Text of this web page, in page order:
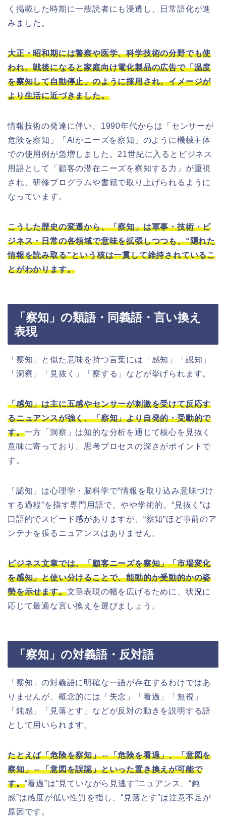
く掲載した時期に一般読者にも浸透し、日常語化が進
みました。
大正・昭和期には警察や医学、科学技術の分野でも使
われ、戦後になると家庭向け電化製品の広告で「温度
を察知して自動停止」のように採用され、イメージが
より生活に近づきました。
情報技術の発達に伴い、1990年代からは「センサーが
危険を察知」「AIがニーズを察知」のように機械主体
での使用例が急増しました。21世紀に入るとビジネス
用語として「顧客の潜在ニーズを察知する力」が重視
され、研修プログラムや書籍で取り上げられるように
なっています。
こうした歴史の変遷から、「察知」は軍事・技術・ビ
ジネス・日常の各領域で意味を拡張しつつも、“隠れた
情報を読み取る”という核は一貫して維持されているこ
とがわかります。
「察知」の類語・同義語・言い換え
表現
「察知」と似た意味を持つ言葉には「感知」「認知」
「洞察」「見抜く」「察する」などが挙げられます。
「感知」は主に五感やセンサーが刺激を受けて反応す
るニュアンスが強く、「察知」より自発的・受動的で
す。一方「洞察」は知的な分析を通じて核心を見抜く
意味に寄っており、思考プロセスの深さがポイントで
す。
「認知」は心理学・脳科学で“情報を取り込み意味づけ
する過程”を指す専門用語で、やや学術的。“見抜く”は
口語的でスピード感がありますが、“察知”ほど事前のア
ンテナを張るニュアンスはありません。
ビジネス文章では、「顧客ニーズを察知」「市場変化
を感知」と使い分けることで、能動的か受動的かの姿
勢を示せます。文章表現の幅を広げるために、状況に
応じて最適な言い換えを選びましょう。
「察知」の対義語・反対語
「察知」の対義語に明確な一語が存在するわけではあ
りませんが、概念的には「失念」「看過」「無視」
「鈍感」「見落とす」などが反対の動きを説明する語
として用いられます。
たとえば「危険を察知」⇔「危険を看過」、「意図を
察知」⇔「意図を誤認」といった置き換えが可能で
す。“看過”は“見ていながら見逃す”ニュアンス、“鈍
感”は感度が低い性質を指し、“見落とす”は注意不足が
原因です。